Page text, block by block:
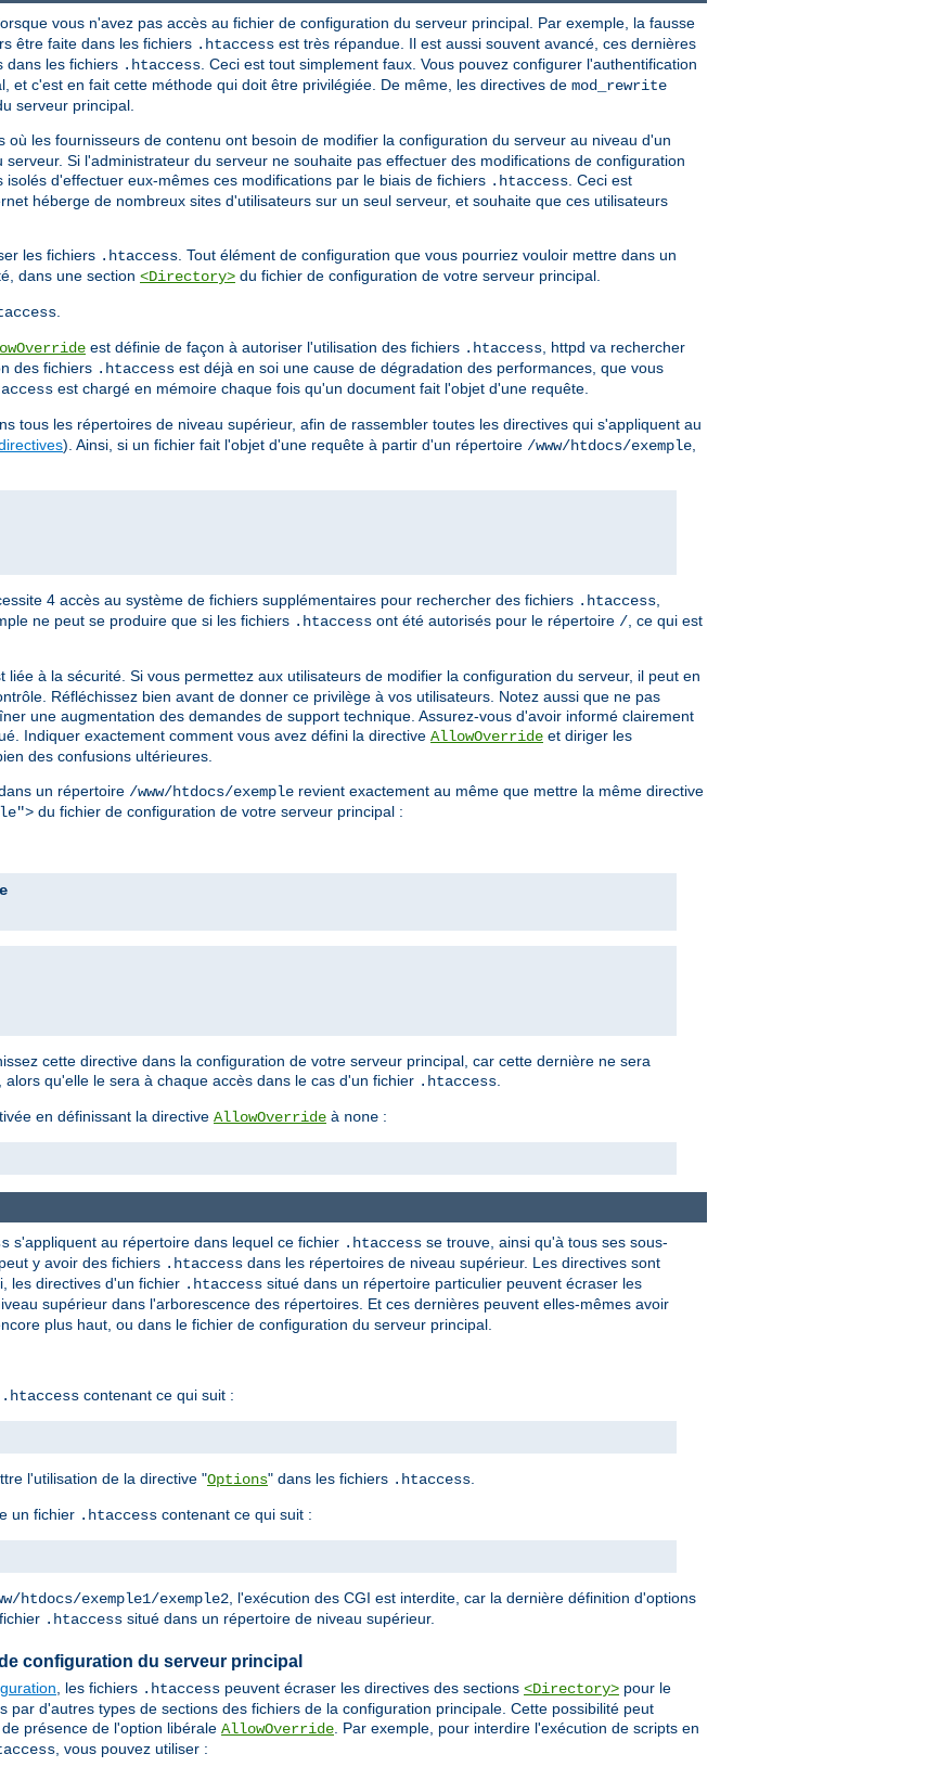
vous n'avez pas accès au fichier de configuration du serveur principal. Par exemple, la fausse
être faite dans les fichiers .htaccess est très répandue. Il est aussi souvent avancé, ces dernières
dans les fichiers .htaccess. Ceci est tout simplement faux. Vous pouvez configurer l'authentification
et c'est en fait cette méthode qui doit être privilégiée. De même, les directives de mod_rewrite
serveur principal.
où les fournisseurs de contenu ont besoin de modifier la configuration du serveur au niveau d'un
Si l'administrateur du serveur ne souhaite pas effectuer des modifications de configuration
d'effectuer eux-mêmes ces modifications par le biais de fichiers .htaccess. Ceci est
héberge de nombreux sites d'utilisateurs sur un seul serveur, et souhaite que ces utilisateurs
les fichiers .htaccess. Tout élément de configuration que vous pourriez vouloir mettre dans un
dans une section <Directory> du fichier de configuration de votre serveur principal.
.
est définie de façon à autoriser l'utilisation des fichiers .htaccess, httpd va rechercher
des fichiers .htaccess est déjà en soi une cause de dégradation des performances, que vous
est chargé en mémoire chaque fois qu'un document fait l'objet d'une requête.
tous les répertoires de niveau supérieur, afin de rassembler toutes les directives qui s'appliquent au
). Ainsi, si un fichier fait l'objet d'une requête à partir d'un répertoire /www/htdocs/exemple,
4 accès au système de fichiers supplémentaires pour rechercher des fichiers .htaccess,
ne peut se produire que si les fichiers .htaccess ont été autorisés pour le répertoire /, ce qui est
liée à la sécurité. Si vous permettez aux utilisateurs de modifier la configuration du serveur, il peut en
Réfléchissez bien avant de donner ce privilège à vos utilisateurs. Notez aussi que ne pas
une augmentation des demandes de support technique. Assurez-vous d'avoir informé clairement
Indiquer exactement comment vous avez défini la directive AllowOverride et diriger les
des confusions ultérieures.
un répertoire /www/htdocs/exemple revient exactement au même que mettre la même directive
du fichier de configuration de votre serveur principal :
cette directive dans la configuration de votre serveur principal, car cette dernière ne sera
qu'elle le sera à chaque accès dans le cas d'un fichier .htaccess.
en définissant la directive AllowOverride à none :
s'appliquent au répertoire dans lequel ce fichier .htaccess se trouve, ainsi qu'à tous ses sous-
y avoir des fichiers .htaccess dans les répertoires de niveau supérieur. Les directives sont
les directives d'un fichier .htaccess situé dans un répertoire particulier peuvent écraser les
supérieur dans l'arborescence des répertoires. Et ces dernières peuvent elles-mêmes avoir
plus haut, ou dans le fichier de configuration du serveur principal.
.htaccess contenant ce qui suit :
l'utilisation de la directive "Options" dans les fichiers .htaccess
un fichier .htaccess contenant ce qui suit :
htdocs/exemple1/exemple2 , l'exécution des CGI est interdite, car la dernière définition d'options
.htaccess situé dans un répertoire de niveau supérieur.
configuration du serveur principal
, les fichiers .htaccess peuvent écraser les directives des sections <Directory> pour le
d'autres types de sections des fichiers de la configuration principale. Cette possibilité peut
présence de l'option libérale AllowOverride . Par exemple, pour interdire l'exécution de scripts en
, vous pouvez utiliser :